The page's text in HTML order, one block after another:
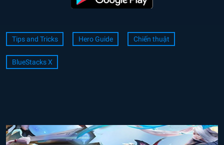
Tips and Tricks Hero Guide Chiến thuật
BlueStacks X